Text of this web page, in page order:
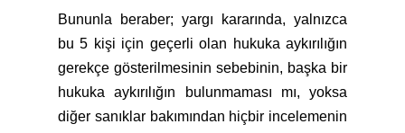
Bununla beraber; yargı kararında, yalnızca
bu 5 kişi için geçerli olan hukuka aykırılığın
gerekçe gösterilmesinin sebebinin, başka bir
hukuka aykırılığın bulunmaması mı, yoksa
diğer sanıklar bakımından hiçbir incelemenin